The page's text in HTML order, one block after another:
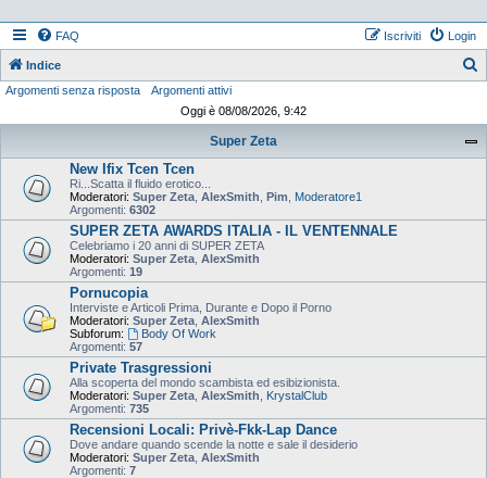
FAQ Login
Iscriviti
Indice
Argomenti senza risposta
Argomenti attivi
Oggi è 08/08/2026, 9:42
Super Zeta
New Ifix Tcen Tcen
Ri...Scatta il fluido erotico...
Moderatori: Super Zeta AlexSmith Pim
Moderatore1
Argomenti: 6302
SUPER ZETA AWARDS ITALIA - IL VENTENNALE
Celebriamo i 20 anni di SUPER ZETA
Moderatori: Super Zeta AlexSmith
Argomenti: 19
Pornucopia
Interviste e Articoli Prima, Durante e Dopo il Porno
Moderatori: Super Zeta AlexSmith
Subforum:
Body Of Work
Argomenti: 57
Private Trasgressioni
Alla scoperta del mondo scambista ed esibizionista.
Moderatori: Super Zeta AlexSmith
KrystalClub
Argomenti: 735
Recensioni Locali: Privè-Fkk-Lap Dance
Dove andare quando scende la notte e sale il desiderio
Moderatori: Super Zeta AlexSmith
Argomenti: 7